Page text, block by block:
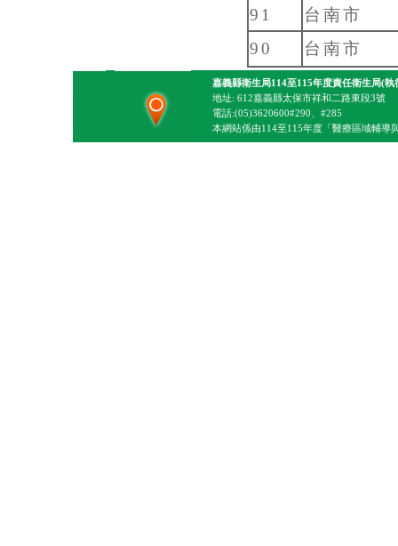
91
台南市
90
台南市
嘉義縣衛生局114至115年度責任衛生局(執
地址: 612嘉義縣太保市祥和二路東段3號
電話:(05)3620600#290、#285
本網站係由114至115年度「醫療區域輔導